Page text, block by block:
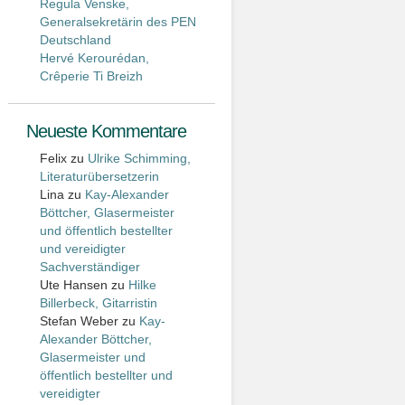
Regula Venske,
Generalsekretärin des PEN
Deutschland
Hervé Kerourédan,
Crêperie Ti Breizh
Neueste Kommentare
Felix zu Ulrike Schimming,
Literaturübersetzerin
Lina zu Kay-Alexander
Böttcher, Glasermeister
und öffentlich bestellter
und vereidigter
Sachverständiger
Ute Hansen zu Hilke
Billerbeck, Gitarristin
Stefan Weber zu Kay-
Alexander Böttcher,
Glasermeister und
öffentlich bestellter und
vereidigter